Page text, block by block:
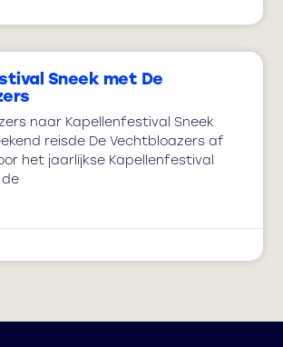
Sneek met De
naar Kapellenfestival Sneek
reisde De Vechtbloazers af
het jaarlijkse Kapellenfestival